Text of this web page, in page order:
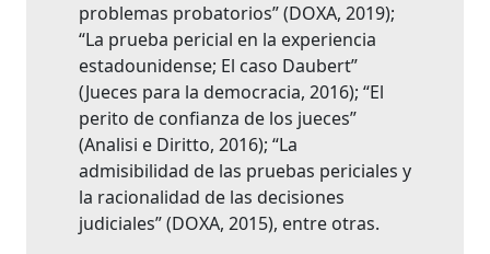
problemas probatorios” (DOXA, 2019);
“La prueba pericial en la experiencia
estadounidense; El caso Daubert”
(Jueces para la democracia, 2016); “El
perito de confianza de los jueces”
(Analisi e Diritto, 2016); “La
admisibilidad de las pruebas periciales y
la racionalidad de las decisiones
judiciales” (DOXA, 2015), entre otras.